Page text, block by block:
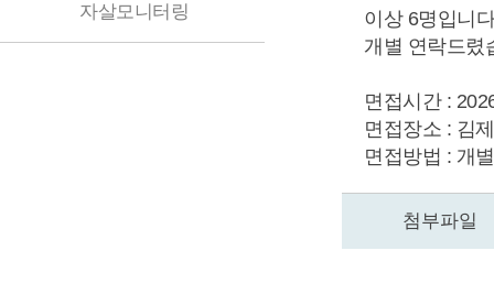
자살모니터링
이상 6명입니
개별 연락드렸
면접시간 :
면접장소 : 김
면접방법 : 개
첨부파일